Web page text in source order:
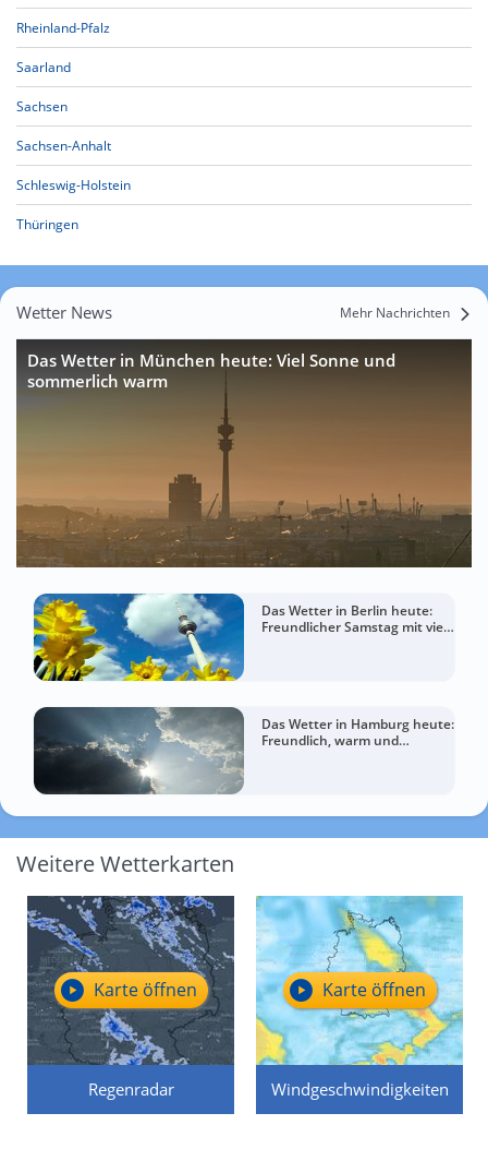
Rheinland-Pfalz
Saarland
Sachsen
Sachsen-Anhalt
Schleswig-Holstein
Thüringen
Wetter News Mehr Nachrichten
Das Wetter in München heute: Viel Sonne und
sommerlich warm
Das Wetter in Berlin heute:
Freundlicher Samstag mit viel
Das Wetter in Hamburg heute:
Freundlich, warm und
Weitere Wetterkarten
Regenradar
Karte öffnen
Windgeschwindigkeiten
Karte öffnen